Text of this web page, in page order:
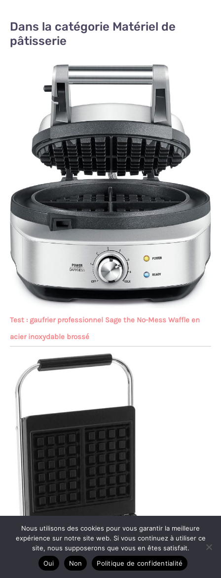
Dans la catégorie Matériel de
pâtisserie
Test : gaufrier professionnel Sage the No-Mess Waffle en
acier inoxydable brossé
Nous utilisons des cookies pour vous garantir la meilleure
expérience sur notre site web. Si vous continuez à utiliser ce
site, nous supposerons que vous en êtes satisfait.
Oui
Non Politique de confidentialité